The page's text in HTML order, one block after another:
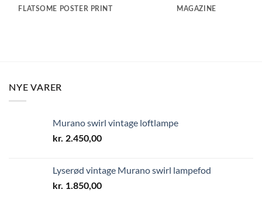
FLATSOME POSTER PRINT MAGAZINE
NYE VARER
Murano swirl vintage loftlampe
kr. 2.450,00
Lyserød vintage Murano swirl lampefod
kr. 1.850,00